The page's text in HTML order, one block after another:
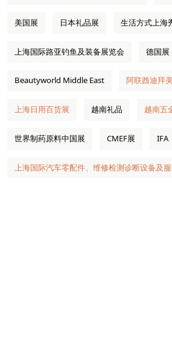
美国展 日本礼品展 生活方式上海
上海国际路亚钓鱼及装备展览会 德国展
Beautyworld Middle East 阿联酋迪拜
上海日用百货展 越南礼品 越南五
世界制药原料中国展 CMEF展 IFA
上海国际汽车零配件、维修检测诊断设备及